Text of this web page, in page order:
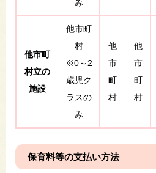
み
他市町
村立の
施設
他市町
村
※0～2
歳児ク
ラスの
み
他
市
町
村
他
市
町
村
保育料等の支払い方法